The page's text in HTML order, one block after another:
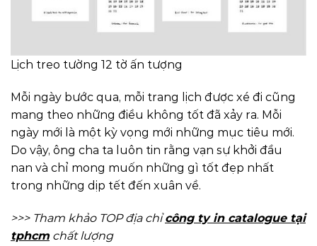
Lịch treo tường 12 tờ ấn tượng
Mỗi ngày bước qua, mỗi trang lịch được xé đi cũng
mang theo những điều không tốt đã xảy ra. Mỗi
ngày mới là một kỳ vọng mới những mục tiêu mới.
Do vậy, ông cha ta luôn tin rằng vạn sự khởi đầu
nan và chỉ mong muốn những gì tốt đẹp nhất
trong những dịp tết đến xuân về.
>>> Tham khảo TOP địa chỉcông ty in catalogue tại
tphcm chất lượng